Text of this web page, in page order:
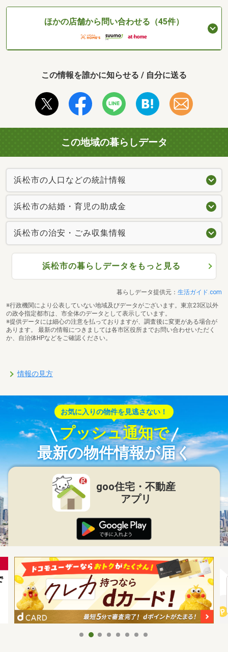
ほかの店舗から問い合わせる（45件）
この情報を誰かに知らせる / 自分に送る
この地域の暮らしデータ
浜松市の人口などの統計情報
浜松市の結婚・育児の助成金
浜松市の治安・ごみ収集情報
浜松市の暮らしデータをもっと見る
暮らしデータ提供元： 生活ガイド.com
※行政機関により公表していない地域及びデータがございます。東京23区以外
の政令指定都市は、市全体のデータとして表示しています。
※提供データには細心の注意を払っておりますが、調査後に変更がある場合が
あります。 最新の情報につきましては各市区役所までお問い合わせいただく
か、自治体HPなどをご確認ください。
情報の見方
お気に入りの物件を見逃さない！
プッシュ通知で
最新の物件情報が届く
goo住宅・不動産
アプリ